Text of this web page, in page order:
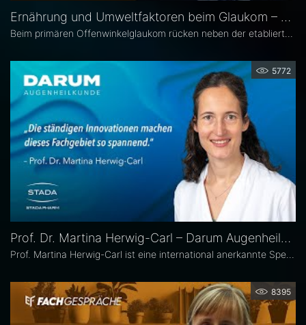
Ernährung und Umweltfaktoren beim Glaukom – Prof. Dr. Carl Erb
5772
Prof. Dr. Martina Herwig-Carl – Darum Augenheilkunde
8395